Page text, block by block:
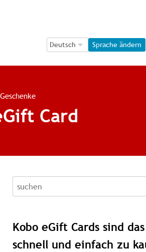
Language Selection
Language Selection
Sprache ändern
Card
recherche
Kobo eGift Cards sind
schnell und einfach zu